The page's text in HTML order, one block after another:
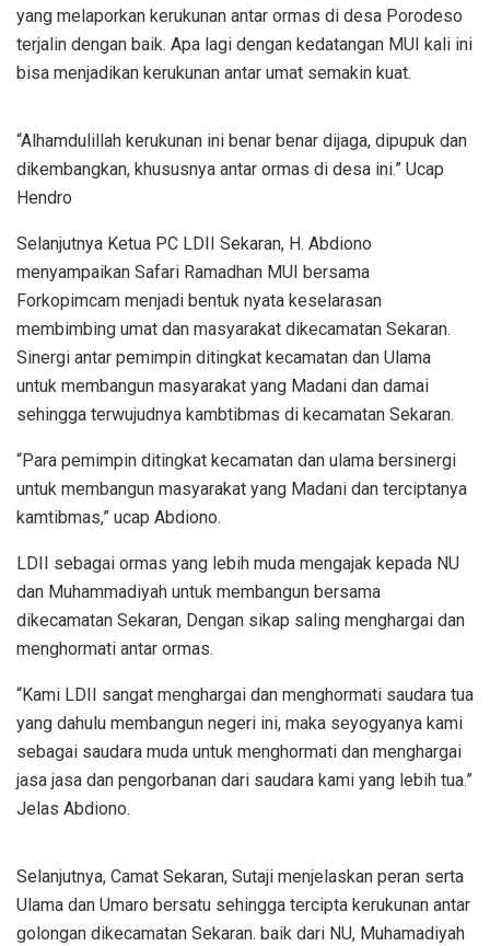
yang melaporkan kerukunan antar ormas di desa Porodeso
terjalin dengan baik. Apa lagi dengan kedatangan MUI kali ini
bisa menjadikan kerukunan antar umat semakin kuat.
“Alhamdulillah kerukunan ini benar benar dijaga, dipupuk dan
dikembangkan, khususnya antar ormas di desa ini.” Ucap
Hendro
Selanjutnya Ketua PC LDII Sekaran, H. Abdiono
menyampaikan Safari Ramadhan MUI bersama
Forkopimcam menjadi bentuk nyata keselarasan
membimbing umat dan masyarakat dikecamatan Sekaran.
Sinergi antar pemimpin ditingkat kecamatan dan Ulama
untuk membangun masyarakat yang Madani dan damai
sehingga terwujudnya kambtibmas di kecamatan Sekaran.
“Para pemimpin ditingkat kecamatan dan ulama bersinergi
untuk membangun masyarakat yang Madani dan terciptanya
kamtibmas,” ucap Abdiono.
LDII sebagai ormas yang lebih muda mengajak kepada NU
dan Muhammadiyah untuk membangun bersama
dikecamatan Sekaran, Dengan sikap saling menghargai dan
menghormati antar ormas.
“Kami LDII sangat menghargai dan menghormati saudara tua
yang dahulu membangun negeri ini, maka seyogyanya kami
sebagai saudara muda untuk menghormati dan menghargai
jasa jasa dan pengorbanan dari saudara kami yang lebih tua.”
Jelas Abdiono.
Selanjutnya, Camat Sekaran, Sutaji menjelaskan peran serta
Ulama dan Umaro bersatu sehingga tercipta kerukunan antar
golongan dikecamatan Sekaran. baik dari NU, Muhamadiyah